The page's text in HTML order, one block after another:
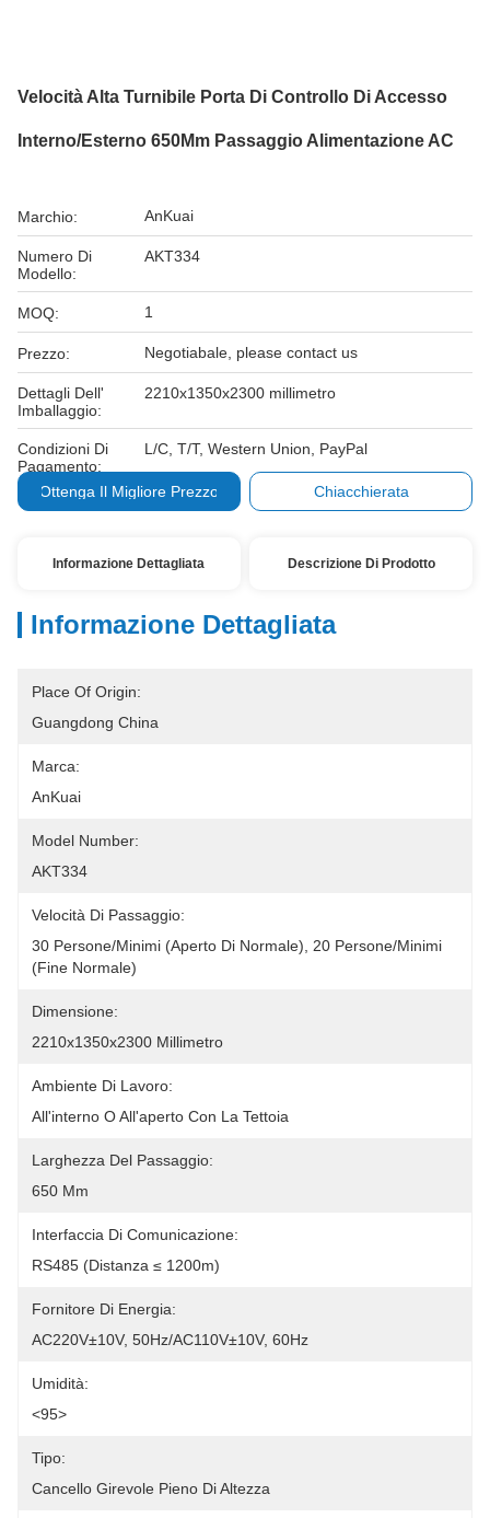
Velocità Alta Turnibile Porta Di Controllo Di Accesso
Interno/esterno 650Mm Passaggio Alimentazione AC
Marchio: AnKuai
Numero Di
Modello:
AKT334
MOQ: 1
Prezzo: Negotiabale, please contact us
Dettagli Dell'
Imballaggio:
2210x1350x2300 millimetro
Condizioni Di
Pagamento:
L/C, T/T, Western Union, PayPal
Ottenga Il Migliore Prezzo Chiacchierata
Informazione Dettagliata Descrizione Di Prodotto
Informazione Dettagliata
Place Of Origin:
Guangdong China
Marca:
AnKuai
Model Number:
AKT334
Velocità Di Passaggio:
30 Persone/minimi (aperto Di Normale), 20 Persone/minimi
(fine Normale)
Dimensione:
2210x1350x2300 Millimetro
Ambiente Di Lavoro:
All'interno O All'aperto Con La Tettoia
Larghezza Del Passaggio:
650 Mm
Interfaccia Di Comunicazione:
RS485 (distanza ≤ 1200m)
Fornitore Di Energia:
AC220V±10V, 50Hz/AC110V±10V, 60Hz
Umidità:
<95>
Tipo:
Cancello Girevole Pieno Di Altezza